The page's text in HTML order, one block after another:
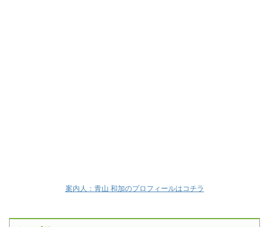
案内人：青山 和加のプロフィールはコチラ